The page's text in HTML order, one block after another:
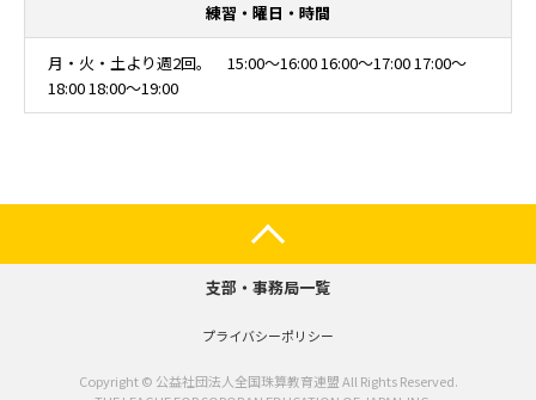
練習・曜日・時間
月・火・土より週2回。 15:00～16:00 16:00～17:00 17:00～
18:00 18:00～19:00
支部・事務局一覧
プライバシーポリシー
Copyright © 公益社団法人全国珠算教育連盟 All Rights Reserved.